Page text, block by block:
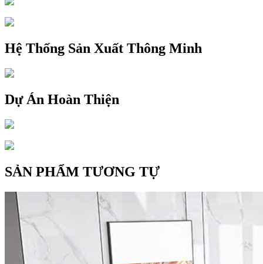
Hệ Thống Sản Xuất Thông Minh
Dự Án Hoàn Thiện
SẢN PHẨM TƯƠNG TỰ